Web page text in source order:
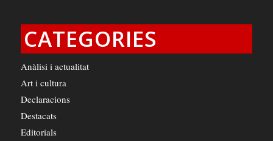
CATEGORIES
Anàlisi i actualitat
Art i cultura
Declaracions
Destacats
Editorials